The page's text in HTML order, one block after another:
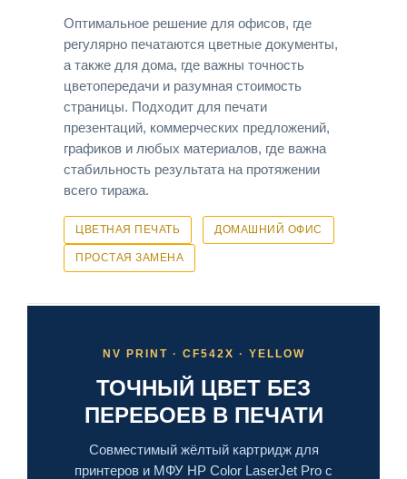
Оптимальное решение для офисов, где
регулярно печатаются цветные документы,
а также для дома, где важны точность
цветопередачи и разумная стоимость
страницы. Подходит для печати
презентаций, коммерческих предложений,
графиков и любых материалов, где важна
стабильность результата на протяжении
всего тиража.
ЦВЕТНАЯ ПЕЧАТЬ ДОМАШНИЙ ОФИС
ПРОСТАЯ ЗАМЕНА
NV PRINT · CF542X · YELLOW
ТОЧНЫЙ ЦВЕТ БЕЗ
ПЕРЕБОЕВ В ПЕЧАТИ
Совместимый жёлтый картридж для
принтеров и МФУ HP Color LaserJet Pro с